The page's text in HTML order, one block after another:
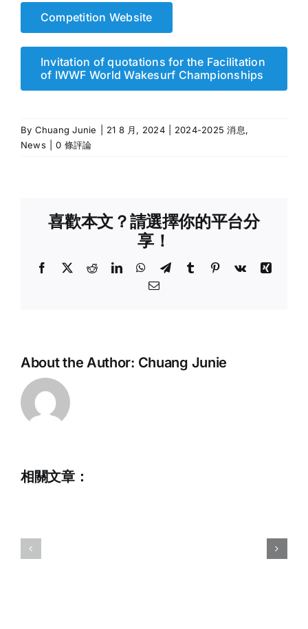
Competition Website
Invitation of quotations for the Facilitation
of IWWF World Wakesurf Championships
By Chuang Junie 21 8 月, 2024 2024-2025 消息,
News
0 條評論
喜歡本文？請選擇你的平台分
享！
Facebook
X RedditLinkedInWhatsApp
TelegramTumblr Pinterest
Vk
Xing
Email:
About the Author: Chuang Junie
相關文章：Full
IWWF
Wakesurf